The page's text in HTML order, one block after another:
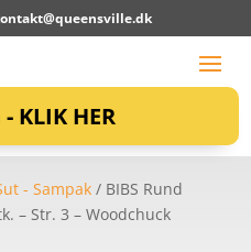
- KLIK HER
- Sampak/ BIBS Rund
– Str. 3 – Woodchuck